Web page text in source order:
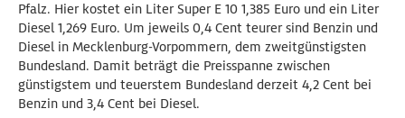
Pfalz. Hier kostet ein Liter Super E 10 1,385 Euro und ein Liter
Diesel 1,269 Euro. Um jeweils 0,4 Cent teurer sind Benzin und
Diesel in Mecklenburg-Vorpommern, dem zweitgünstigsten
Bundesland. Damit beträgt die Preisspanne zwischen
günstigstem und teuerstem Bundesland derzeit 4,2 Cent bei
Benzin und 3,4 Cent bei Diesel.